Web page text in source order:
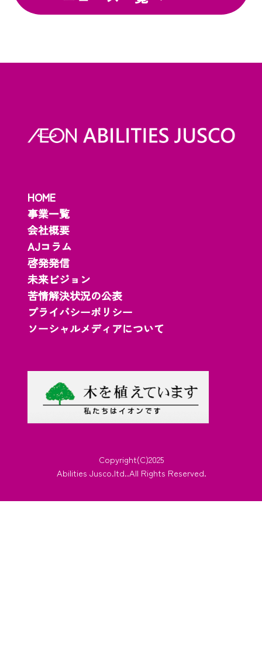
HOME
事業一覧
会社概要
AJコラム
啓発発信
未来ビジョン
苦情解決状況の公表
プライバシーポリシー
ソーシャルメディアについて
Copyright(C)2025
Abilities Jusco.ltd..All Rights Reserved.